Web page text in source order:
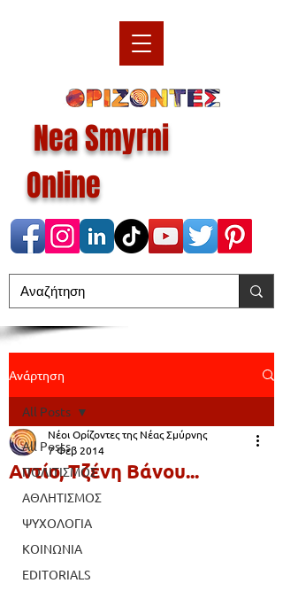
Nea Smyrni
Online
Ανάρτηση
All Posts
ΠΟΛΙΤΙΣΜΟΣ
ΑΘΛΗΤΙΣΜΟΣ
ΨΥΧΟΛΟΓΙΑ
ΚΟΙΝΩΝΙΑ
EDITORIALS
All Posts
Αντίο, Τζένη Βάνου...
Νέοι Ορίζοντες της Νέας Σμύρνης
7 Φεβ 2014